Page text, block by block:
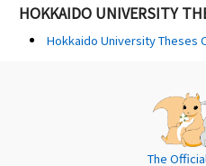
HOKKAIDO UNIVERSITY
Hokkaido University Theses
The